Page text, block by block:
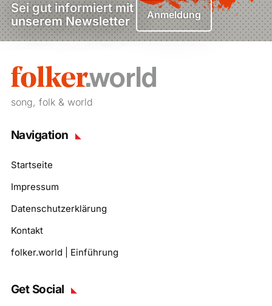
Sei gut informiert mit
unserem Newsletter
Anmeldung
song, folk & world
Navigation
Startseite
Impressum
Datenschutzerklärung
Kontakt
folker.world | Einführung
Get Social